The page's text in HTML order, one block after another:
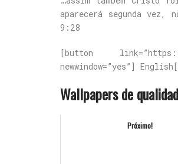
aparecerá segunda vez,
9:28
[button link=”https://
newwindow=”yes”]
Wallpapers de
Próximo!